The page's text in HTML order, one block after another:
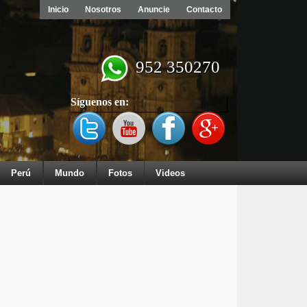
Inicio Nosotros Anuncie Contacto
952 350270
Síguenos en:
Perú Mundo Fotos Videos